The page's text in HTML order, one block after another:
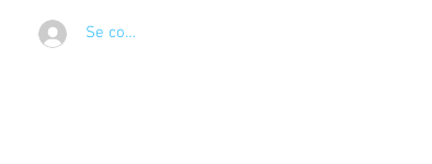
Se connecter